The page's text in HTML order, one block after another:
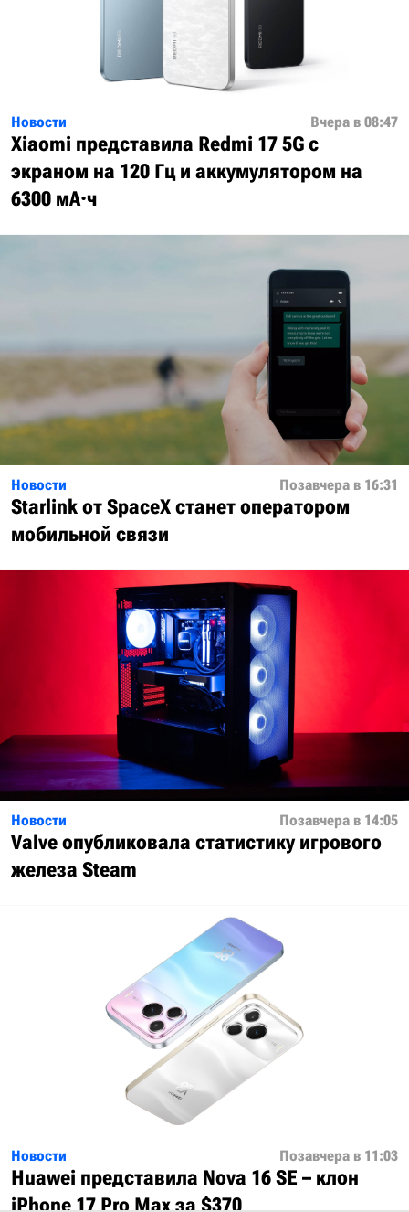
Новости Вчера в 08:47
Xiaomi представила Redmi 17 5G с
экраном на 120 Гц и аккумулятором на
6300 мА·ч
Новости Позавчера в 16:31
Starlink от SpaceX станет оператором
мобильной связи
Новости Позавчера в 14:05
Valve опубликовала статистику игрового
железа Steam
Новости Позавчера в 11:03
Huawei представила Nova 16 SE – клон
iPhone 17 Pro Max за $370